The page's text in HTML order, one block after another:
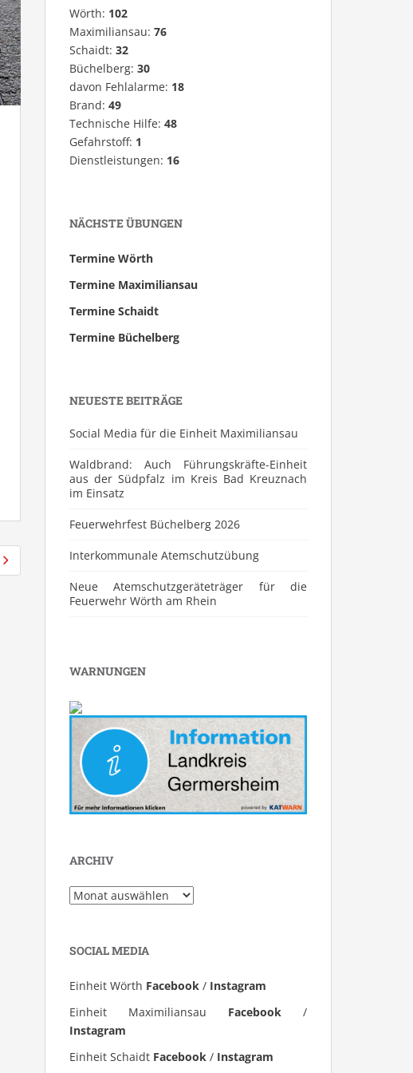
Wörth: 102
Maximiliansau: 76
Schaidt: 32
Büchelberg: 30
davon Fehlalarme: 18
Brand: 49
Technische Hilfe: 48
Gefahrstoff: 1
Dienstleistungen: 16
NÄCHSTE ÜBUNGEN
Termine Wörth
Termine Maximiliansau
Termine Schaidt
Termine Büchelberg
NEUESTE BEITRÄGE
Social Media für die Einheit Maximiliansau
Waldbrand: Auch Führungskräfte-Einheit
aus der Südpfalz im Kreis Bad Kreuznach
im Einsatz
Feuerwehrfest Büchelberg 2026
⁠Interkommunale Atemschutzübung
Neue Atemschutzgeräteträger für die
Feuerwehr Wörth am Rhein
WARNUNGEN
ARCHIV
Archiv
SOCIAL MEDIA
Einheit Wörth Facebook / Instagram
Einheit Maximiliansau Facebook /
Instagram
Einheit Schaidt Facebook / Instagram